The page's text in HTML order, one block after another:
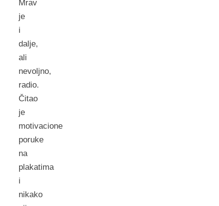
Mrav
je
i
dalje,
ali
nevoljno,
radio.
Čitao
je
motivacione
poruke
na
plakatima
i
nikako